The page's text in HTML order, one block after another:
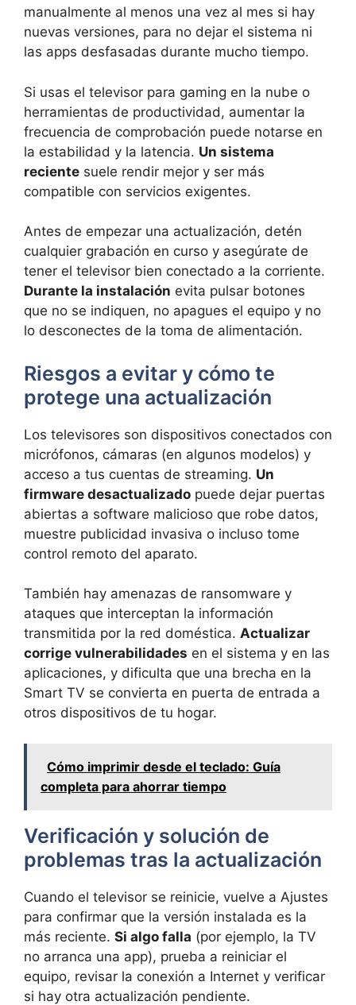
manualmente al menos una vez al mes si hay
nuevas versiones, para no dejar el sistema ni
las apps desfasadas durante mucho tiempo.
Si usas el televisor para gaming en la nube o
herramientas de productividad, aumentar la
frecuencia de comprobación puede notarse en
la estabilidad y la latencia. Un sistema
reciente suele rendir mejor y ser más
compatible con servicios exigentes.
Antes de empezar una actualización, detén
cualquier grabación en curso y asegúrate de
tener el televisor bien conectado a la corriente.
Durante la instalación evita pulsar botones
que no se indiquen, no apagues el equipo y no
lo desconectes de la toma de alimentación.
Riesgos a evitar y cómo te
protege una actualización
Los televisores son dispositivos conectados con
micrófonos, cámaras (en algunos modelos) y
acceso a tus cuentas de streaming. Un
firmware desactualizado puede dejar puertas
abiertas a software malicioso que robe datos,
muestre publicidad invasiva o incluso tome
control remoto del aparato.
También hay amenazas de ransomware y
ataques que interceptan la información
transmitida por la red doméstica. Actualizar
corrige vulnerabilidades en el sistema y en las
aplicaciones, y dificulta que una brecha en la
Smart TV se convierta en puerta de entrada a
otros dispositivos de tu hogar.
Cómo imprimir desde el teclado: Guía
completa para ahorrar tiempo
Verificación y solución de
problemas tras la actualización
Cuando el televisor se reinicie, vuelve a Ajustes
para confirmar que la versión instalada es la
más reciente. Si algo falla (por ejemplo, la TV
no arranca una app), prueba a reiniciar el
equipo, revisar la conexión a Internet y verificar
si hay otra actualización pendiente.